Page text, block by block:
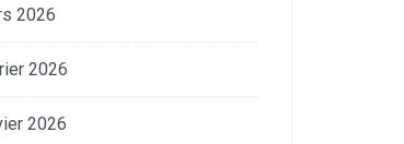
2026
2026
2026